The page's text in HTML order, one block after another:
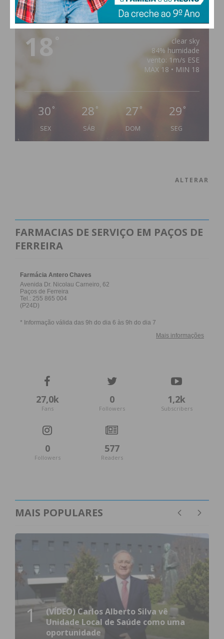
PAÇOS DE FERREIRA
18
clear sky
84% humidade
vento: 1m/s ESE
MAX 18 • MIN 18
30 °
SEX
28 °
SÁB
27 °
DOM
29 °
SEG
ALTERAR
FARMACIAS DE SERVIÇO EM PAÇOS DE
FERREIRA
27,0k
Fans
0
Followers
1,2k
Subscribers
0
Followers
577
Readers
MAIS POPULARES
1
(VÍDEO) Carlos Alberto Silva vê
Unidade Local de Saúde como uma
oportunidade